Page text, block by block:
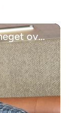
Billing om AGF-trashtalk: Var meget overrasket